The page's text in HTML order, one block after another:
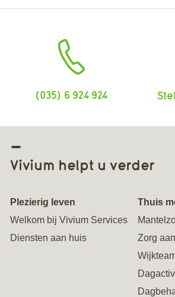
(035) 6 924 924
Vivium helpt u verder
Plezierig leven
Welkom bij Vivium Services
Diensten aan huis
Thuis
Zorg